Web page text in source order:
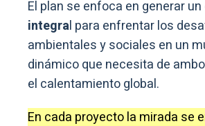
El plan se enfoca en generar un
integral para enfrentar los
ambientales y sociales en un
dinámico que necesita de
el calentamiento global.
En cada proyecto la mirada se